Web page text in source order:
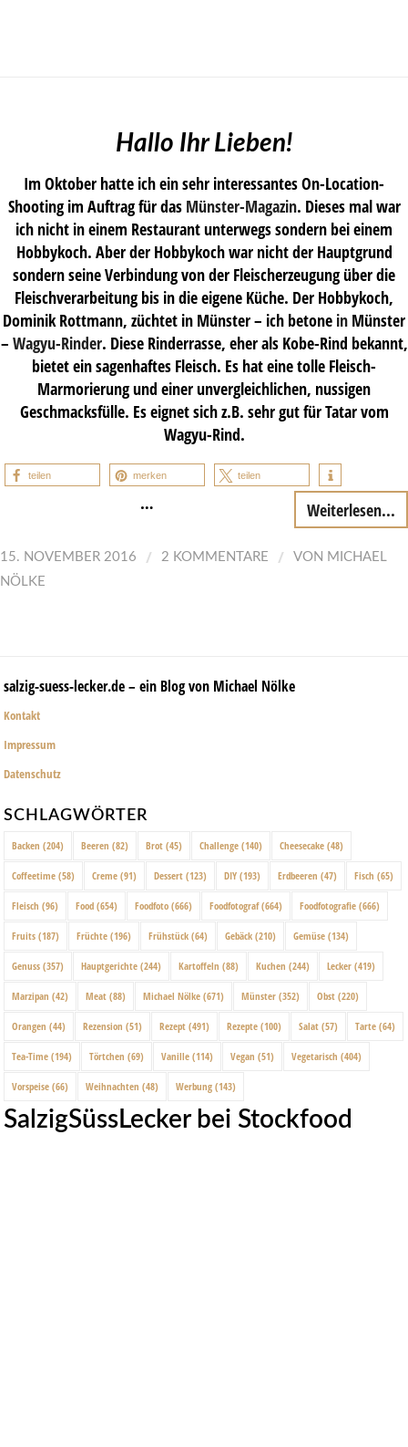
Hallo Ihr Lieben!
Im Oktober hatte ich ein sehr interessantes On-Location-
Shooting im Auftrag für das Münster-Magazin. Dieses mal war
ich nicht in einem Restaurant unterwegs sondern bei einem
Hobbykoch. Aber der Hobbykoch war nicht der Hauptgrund
sondern seine Verbindung von der Fleischerzeugung über die
Fleischverarbeitung bis in die eigene Küche. Der Hobbykoch,
Dominik Rottmann, züchtet in Münster – ich betone in Münster
– Wagyu-Rinder. Diese Rinderrasse, eher als Kobe-Rind bekannt,
bietet ein sagenhaftes Fleisch. Es hat eine tolle Fleisch-
Marmorierung und einer unvergleichlichen, nussigen
Geschmacksfülle. Es eignet sich z.B. sehr gut für Tatar vom
Wagyu-Rind.
teilen merken teilen
… Weiterlesen...
15. NOVEMBER 2016 / 2 KOMMENTARE / VON MICHAEL
NÖLKE
salzig-suess-lecker.de – ein Blog von Michael Nölke
Kontakt
Impressum
Datenschutz
SCHLAGWÖRTER
Backen (204) Beeren (82) Brot (45) Challenge (140) Cheesecake (48)
Coffeetime (58) Creme (91) Dessert (123) DIY (193) Erdbeeren (47) Fisch (65)
Fleisch (96) Food (654) Foodfoto (666) Foodfotograf(664) Foodfotografie (666)
Fruits (187) Früchte (196) Frühstück (64) Gebäck (210) Gemüse (134)
Genuss (357) Hauptgerichte (244) Kartoffeln (88) Kuchen (244) Lecker (419)
Marzipan (42) Meat (88) Michael Nölke (671) Münster (352) Obst (220)
Orangen (44) Rezension (51) Rezept (491) Rezepte (100) Salat (57) Tarte (64)
Tea-Time (194) Törtchen (69) Vanille (114) Vegan (51) Vegetarisch (404)
Vorspeise (66) Weihnachten (48) Werbung (143)
SalzigSüssLecker bei Stockfood